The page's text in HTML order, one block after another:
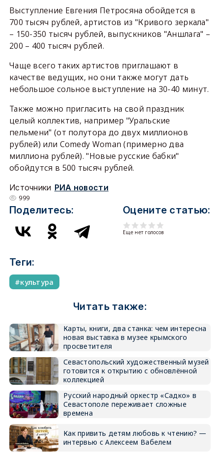
Выступление Евгения Петросяна обойдется в
700 тысяч рублей, артистов из "Кривого зеркала"
– 150-350 тысяч рублей, выпускников "Аншлага" –
200 – 400 тысяч рублей.
Чаще всего таких артистов приглашают в
качестве ведущих, но они также могут дать
небольшое сольное выступление на 30-40 минут.
Также можно пригласить на свой праздник
целый коллектив, например "Уральские
пельмени" (от полутора до двух миллионов
рублей) или Comedy Woman (примерно два
миллиона рублей). "Новые русские бабки"
обойдутся в 500 тысяч рублей.
Источники РИА новости
999
Поделитесь: Оцените статью:
Еще нет голосов
Теги:
культура
Читать также:
Карты, книги, два станка: чем интересна
новая выставка в музее крымского
просветителя
Севастопольский художественный музей
готовится к открытию с обновлённой
коллекцией
Русский народный оркестр «Садко» в
Севастополе переживает сложные
времена
Как привить детям любовь к чтению? —
интервью с Алексеем Вабелем